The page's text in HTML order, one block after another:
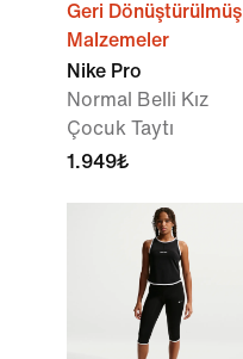
Geri Dönüştürülmüş
Malzemeler
Nike Pro
Normal Belli Kız
Çocuk Taytı
1.949₺